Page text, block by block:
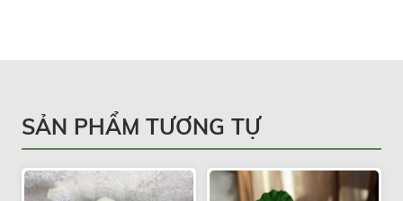
SẢN PHẨM TƯƠNG TỰ